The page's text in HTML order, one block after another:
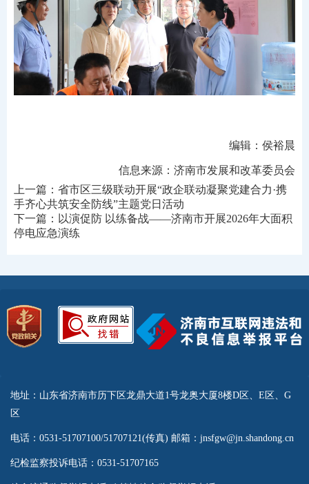
编辑：侯裕晨
信息来源：济南市发展和改革委员会
上一篇： 省市区三级联动开展“政企联动凝聚党建合力·携
手齐心共筑安全防线”主题党日活动
下一篇： 以演促防 以练备战——济南市开展2026年大面积
停电应急演练
地址：山东省济南市历下区龙鼎大道1号龙奥大厦8楼D区、E区、G
区
电话：0531-51707100/51707121(传真) 邮箱：jnsfgw@jn.shandong.cn
纪检监察投诉电话：0531-51707165